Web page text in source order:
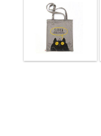
налог